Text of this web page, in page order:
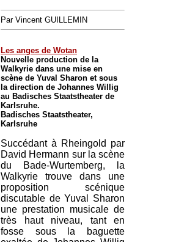
Par Vincent GUILLEMIN
Les anges de Wotan
Nouvelle production de la
Walkyrie dans une mise en
scène de Yuval Sharon et sous
la direction de Johannes Willig
au Badisches Staatstheater de
Karlsruhe.
Badisches Staatstheater,
Karlsruhe
Succédant à Rheingold par
David Hermann sur la scène
du Bade-Wurtemberg, la
Walkyrie trouve dans une
proposition scénique
discutable de Yuval Sharon
une prestation musicale de
très haut niveau, tant en
fosse sous la baguette